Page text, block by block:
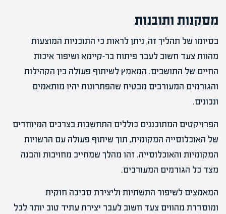
מסקנות ותובנות
בסיומו של תהליך זה, ניתן לראות כי התוכניות המוצעות
מהוות צעד חשוב לעבר פיתוח בר-קיימא ושיפור איכות
החיים של התושבים. המאמץ לשיתוף פעולה בין הקהילות
והגורמים המעורבים מבטיח שהפתרונות יהיו מותאמים
ונכונים.
הפרויקטים המתוכננים כוללים התחשבות בצרכים המיוחדים
של האוכלוסייה המקומית, תוך שיתוף פעולה עם הרשויות
המקומיות והאוכלוסייה. זהו מהלך שמחייב מחויבות והבנה
מצד כל הגורמים המעורבים.
המאמצים לשיפור התשתיות וליצירת סביבה חוקית
ומוסדרת מהווים צעד חשוב לעבר יצירת עתיד טוב יותר לכל